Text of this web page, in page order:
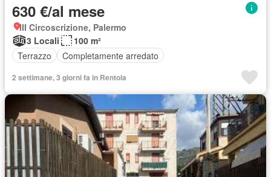
630 €/al mese
III Circoscrizione, Palermo
3 Locali
100 m²
Terrazzo
Completamente arredato
2 settimane, 3 giorni fa in Rentola